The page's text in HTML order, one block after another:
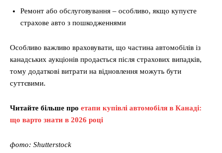
Ремонт або обслуговування – особливо, якщо купуєте
страхове авто з пошкодженнями
Особливо важливо враховувати, що частина автомобілів із
канадських аукціонів продається після страхових випадків,
тому додаткові витрати на відновлення можуть бути
суттєвими.
Читайте більше про етапи купівлі автомобіля в Канаді:
що варто знати в 2026 році
фото: Shutterstock